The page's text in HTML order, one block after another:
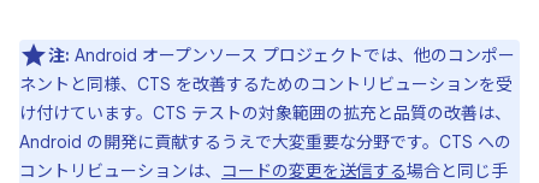
注: Android オープンソース プロジェクトでは、他のコンポー
ネントと同様、CTS を改善するためのコントリビューションを受
け付けています。CTS テストの対象範囲の拡充と品質の改善は、
Android の開発に貢献するうえで大変重要な分野です。CTS への
コントリビューションは、 コードの変更を送信する場合と同じ手